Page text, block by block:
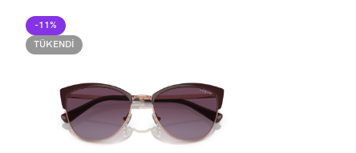
-11%
TÜKENDI